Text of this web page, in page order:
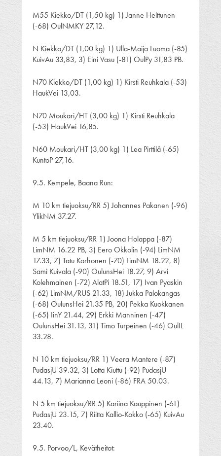
M55 Kiekko/DT (1,50 kg) 1) Janne Helttunen
(-68) OulNMKY 27,12.
N Kiekko/DT (1,00 kg) 1) Ulla-Maija Luoma (-85)
KuivAu 33,83, 3) Eini Vasu (-81) OulPy 31,83 PB.
N70 Kiekko/DT (1,00 kg) 1) Kirsti Reuhkala (-53)
HaukVei 13,03.
N70 Moukari/HT (3,00 kg) 1) Kirsti Reuhkala
(-53) HaukVei 16,85.
N60 Moukari/HT (3,00 kg) 1) Lea Pirttilä (-65)
KuntoP 27,16.
9.5. Kempele, Baana Run:
M 10 km tiejuoksu/RR 5) Johannes Pakanen (-96)
YlikNM 37.27.
M 5 km tiejuoksu/RR 1) Joona Holappa (-87)
LimNM 16.22 PB, 3) Eero Okkolin (-94) LimNM
17.33, 7) Tatu Korhonen (-70) LimNM 18.22, 8)
Sami Kuivala (-90) OulunsHei 18.27, 9) Arvi
Kolehmainen (-72) AlatPi 18.51, 17) Ivan Pyaskin
(-62) LimNM/RUS 21.33, 18) Jukka Palokangas
(-68) OulunsHei 21.35 PB, 20) Pekka Kuokkanen
(-65) IinY 21.44, 29) Erkki Manninen (-47)
OulunsHei 31.13, 31) Timo Turpeinen (-46) OulIL
33.28.
N 10 km tiejuoksu/RR 1) Veera Mantere (-87)
PudasjU 39.32, 3) Lotta Kiuttu (-92) PudasjU
44.13, 7) Marianna Leoni (-86) FRA 50.03.
N 5 km tiejuoksu/RR 5) Kariina Kauppinen (-61)
PudasjU 23.15, 7) Riitta Kallio-Kokko (-65) KuivAu
23.40.
9.5. Porvoo/L, Kevätheitot: